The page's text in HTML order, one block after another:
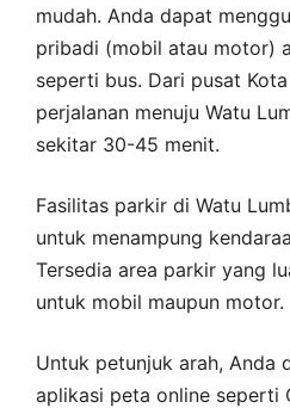
mudah. Anda dapat
pribadi (mobil atau motor)
seperti bus. Dari pusat
perjalanan menuju Watu
sekitar 30-45 menit.
Fasilitas parkir di Watu
untuk menampung
Tersedia area parkir yang
untuk mobil maupun motor.
Untuk petunjuk arah, Anda
aplikasi peta online seperti